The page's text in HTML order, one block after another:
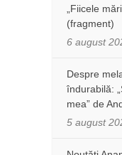
„Fiicele
(fragment)
6 august
Despre
îndurabilă:
mea” de
5 august